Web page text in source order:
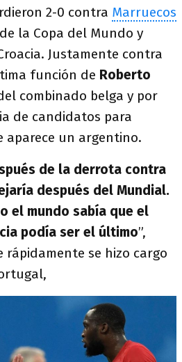
2-0 contra Marruecos
la Copa del Mundo y
Justamente contra
función de Roberto
combinado belga y por
de candidatos para
aparece un argentino.
de la derrota contra
después del Mundial.
el mundo sabía que el
podía ser el último”,
rápidamente se hizo cargo